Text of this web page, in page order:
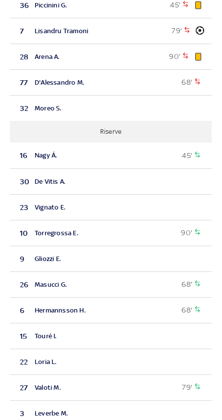
36 Piccinini G. 45'
7 Lisandru Tramoni 79'
28 Arena A. 90'
77 D'Alessandro M. 68'
32 Moreo S.
Riserve
16 Nagy Á. 45'
30 De Vitis A.
23 Vignato E.
10 Torregrossa E. 90'
9 Gliozzi E.
26 Masucci G. 68'
6 Hermannsson H. 68'
15 Touré I.
22 Loria L.
27 Valoti M. 79'
3 Leverbe M.